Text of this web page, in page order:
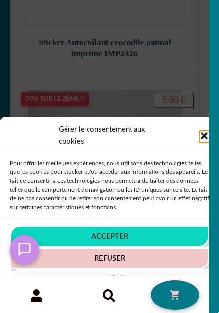
Gérer le consentement aux
cookies
Pour offrir les meilleures expériences, nous utilisons des technologies telles
que les cookies pour stocker et/ou accéder aux informations des appareils. Le
fait de consentir à ces technologies nous permettra de traiter des données
telles que le comportement de navigation ou les ID uniques sur ce site. Le fait
de ne pas consentir ou de retirer son consentement peut avoir un effet négatif
sur certaines caractéristiques et fonctions.
ACCEPTER
REFUSER
Politique de confidentialité
Sticker Autocollant crocodile animal
imprimé IMP2426
50% SUR LE 2ÈME !!
Sticker Autocollant yeti animal bigfoot
montagne MY2125
+63 COULEURS
5,50 €
Recherche
RECHERCHE